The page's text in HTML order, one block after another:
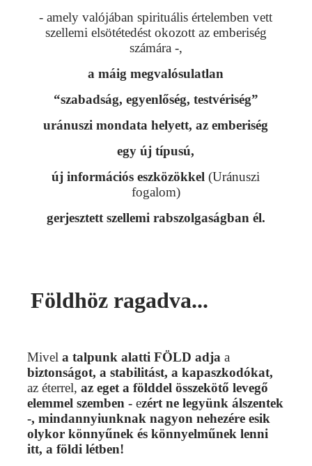
- amely valójában spirituális értelemben vett
szellemi elsötétedést okozott az emberiség
számára -,
amáig megvalósulatlan
“szabadság, egyenlőség, testvériség”
uránuszi mondata helyett, az emberiség
egy új típusú,
új információs eszközökkel(Uránuszi
fogalom)
gerjesztett szellemi rabszolgaságban él.
Földhöz ragadva...
Mivel a talpunk alatti FÖLD adja a
biztonságot, a stabilitást, a kapaszkodókat,
az éterrel, az eget a földdel összekötő levegő
elemmel szemben - ezért ne legyünk álszentek
-, mindannyiunknak nagyon nehezére esik
olykor könnyűnek és könnyelműnek lenni
itt, a földi létben!